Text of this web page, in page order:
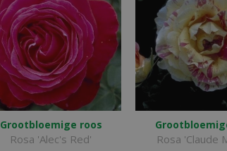
Grootbloemige roos
Rosa 'Alec's Red' Rosa 'Claude